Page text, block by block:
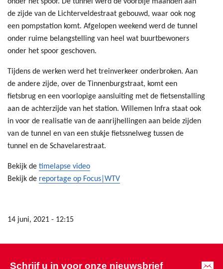
de zijde van de Lichterveldestraat gebouwd, waar ook nog
een pompstation komt. Afgelopen weekend werd de tunnel
onder ruime belangstelling van heel wat buurtbewoners
onder het spoor geschoven.
Tijdens de werken werd het treinverkeer onderbroken. Aan
de andere zijde, over de Tinnenburgstraat, komt een
fietsbrug en een voorlopige aansluiting met de fietsenstalling
aan de achterzijde van het station. Willemen Infra staat ook
in voor de realisatie van de aanrijhellingen aan beide zijden
van de tunnel en van een stukje fietssnelweg tussen de
tunnel en de Schavelarestraat.
Bekijk de timelapse video
Bekijk de reportage op Focus|WTV
14 juni, 2021 - 12:15
Schrijf u in voor onze nieuwsbrief